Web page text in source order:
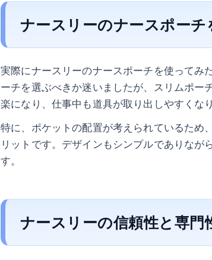
ナースリーのナースポーチ
実際にナースリーのナースポーチを使ってみ
ーチを選ぶべきか迷いましたが、スリムポー
楽になり、仕事中も道具が取り出しやすくな
特に、ポケットの配置が考えられているため
リットです。デザインもシンプルでありなが
す。
ナースリーの信頼性と専門